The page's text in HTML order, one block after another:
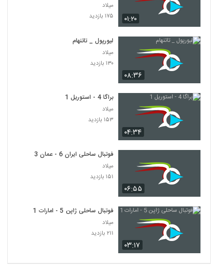
۰۱:۲۰
میلاد
۱۷۵ بازدید
۰۸:۳۶
لیورپول _ تاتنهام
میلاد
۱۳۰ بازدید
۰۴:۳۴
براگا 4 - استوریل 1
میلاد
۱۵۳ بازدید
۰۶:۵۵
فوتبال ساحلی ایران 6 - عمان 3
میلاد
۱۵۱ بازدید
۰۳:۱۷
فوتبال ساحلی ژاپن 5 - امارات 1
میلاد
۲۱۱ بازدید